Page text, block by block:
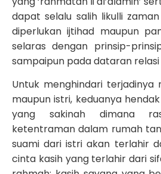
dapat selalu salih likulli
diperlukan ijtihad maupun
selaras dengan prinsip-
sampaipun pada dataran relasi
Untuk menghindari terjadinya
maupun istri, keduanya
yang sakinah dimana
ketentraman dalam rumah
suami dari istri akan terlahir
cinta kasih yang terlahir dari